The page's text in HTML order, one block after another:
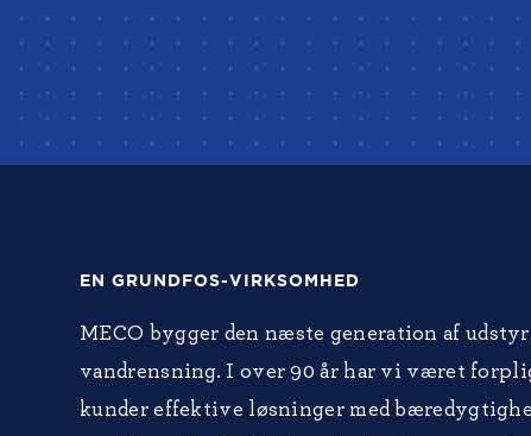
EN GRUNDFOS-VIRKSOMHED
MECO bygger den næste generation af
vandrensning. I over 90 år har vi været
kunder effektive løsninger med